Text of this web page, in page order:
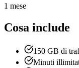
1 mese
Cosa include
150 GB di
Minuti